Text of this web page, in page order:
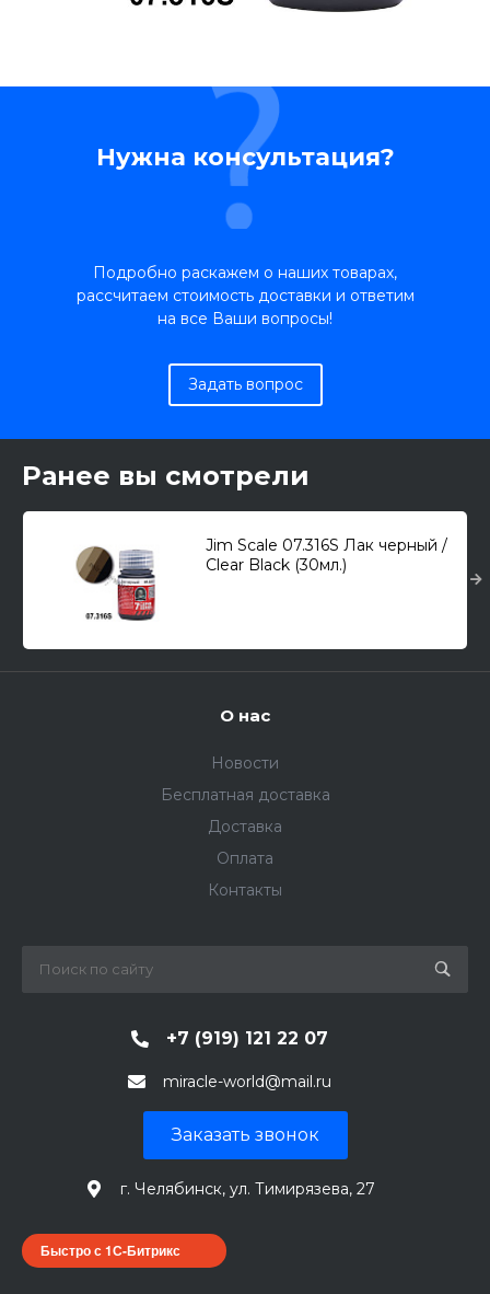
Нужна консультация?
Подробно раскажем о наших товарах,
рассчитаем стоимость доставки и ответим
на все Ваши вопросы!
Задать вопрос
Ранее вы смотрели
Jim Scale 07.316S Лак черный /
Clear Black (30мл.)
О нас
Новости
Бесплатная доставка
Доставка
Оплата
Контакты
+7 (919) 121 22 07
miracle-world@mail.ru
Заказать звонок
г. Челябинск, ул. Тимирязева, 27
Быстро с 1С-Битрикс